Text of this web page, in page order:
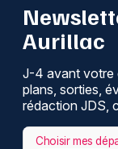
Aurillac
J-4 avant votre
plans, sorties,
rédaction JDS,
Choisir mes